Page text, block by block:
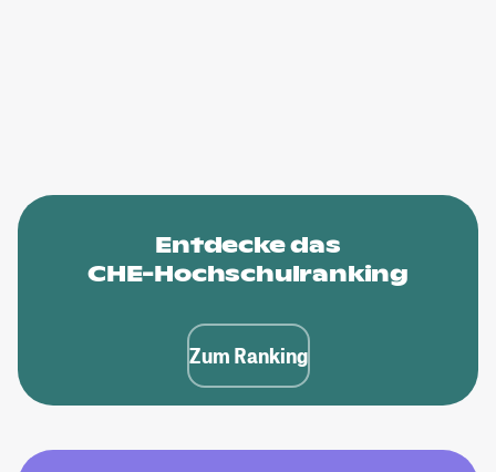
Entdecke das
CHE-Hochschulranking
Zum Ranking